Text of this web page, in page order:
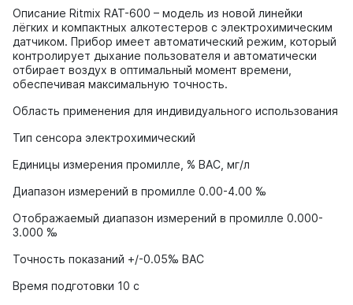
Описание Ritmix RAT-600 – модель из новой линейки
лёгких и компактных алкотестеров с электрохимическим
датчиком. Прибор имеет автоматический режим, который
контролирует дыхание пользователя и автоматически
отбирает воздух в оптимальный момент времени,
обеспечивая максимальную точность.
Область применения для индивидуального использования
Тип сенсора электрохимический
Единицы измерения промилле, % BAC, мг/л
Диапазон измерений в промилле 0.00-4.00 ‰
Отображаемый диапазон измерений в промилле 0.000-
3.000 ‰
Точность показаний +/-0.05‰ BAC
Время подготовки 10 с